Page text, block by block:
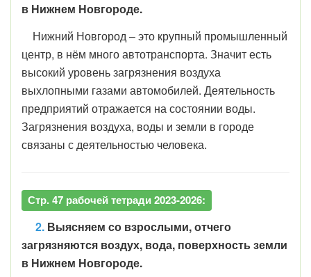
в Нижнем Новгороде.
Нижний Новгород – это крупный промышленный
центр, в нём много автотранспорта. Значит есть
высокий уровень загрязнения воздуха
выхлопными газами автомобилей. Деятельность
предприятий отражается на состоянии воды.
Загрязнения воздуха, воды и земли в городе
связаны с деятельностью человека.
Стр. 47 рабочей тетради 2023-2026:
2. Выясняем со взрослыми,отчего
загрязняются воздух, вода, поверхность земли
в Нижнем Новгороде.